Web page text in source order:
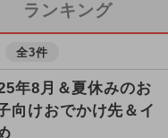
ランキング
全3件
年8月＆夏休みのお
向けおでかけ先＆イ